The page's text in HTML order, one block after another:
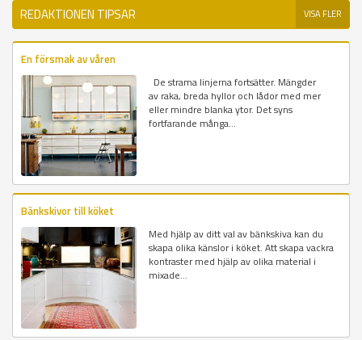
REDAKTIONEN TIPSAR VISA FLER
En försmak av våren
De strama linjerna fortsätter. Mängder
av raka, breda hyllor och lådor med mer
eller mindre blanka ytor. Det syns
fortfarande många...
Bänkskivor till köket
Med hjälp av ditt val av bänkskiva kan du
skapa olika känslor i köket. Att skapa vackra
kontraster med hjälp av olika material i
mixade...